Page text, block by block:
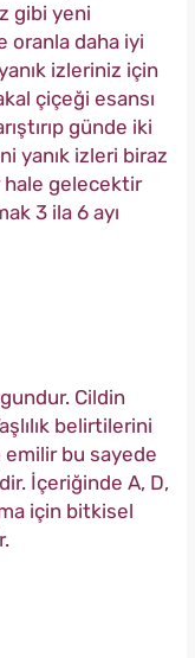
gibi yeni
oranla daha iyi
izleriniz için
çiçeği esansı
günde iki
yanık izleri biraz
hale gelecektir
3 ila 6 ayı
Cildin
belirtilerini
emilir bu sayede
İçeriğinde A, D,
için bitkisel